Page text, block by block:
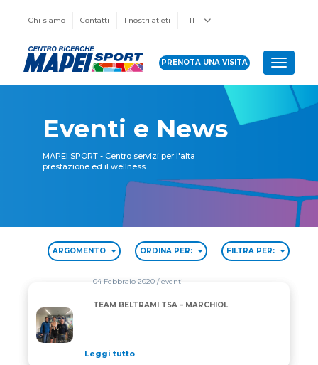
Chi siamo Contatti I nostri atleti IT
PRENOTA UNA VISITA Toggle
Eventi e News
MAPEI SPORT - Centro servizi per l'alta
prestazione ed il wellness.
ARGOMENTO ORDINA PER: FILTRA PER:
TEAM BELTRAMI TSA – MARCHIOL
04 Febbraio 2020/ eventi
TEAM BELTRAMI TSA – MARCHIOL
Leggi tutto